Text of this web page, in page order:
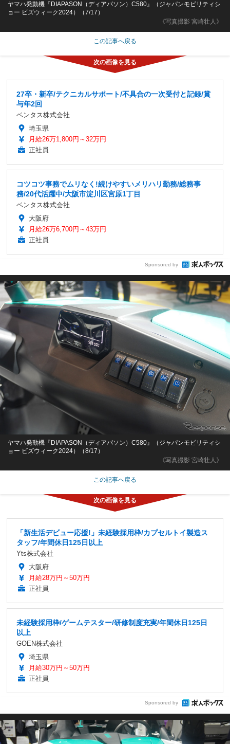
《写真撮影 宮崎壮人》
ヤマハ発動機『DIAPASON（ディアパソン）C580』（ジャパンモビリティシ
ョー ビズウィーク2024）（7/17）
この記事へ戻る
27卒・新卒/テクニカルサポート/不具合の一次受付と記録/賞
与年2回
ベンタス株式会社
埼玉県
月給26万1,800円～32万円
正社員
コツコツ事務でムリなく!続けやすいメリハリ勤務/総務事
務/20代活躍中/大阪市淀川区宮原1丁目
ベンタス株式会社
大阪府
月給26万6,700円～43万円
正社員
Sponsored by
《写真撮影 宮崎壮人》
ヤマハ発動機『DIAPASON（ディアパソン）C580』（ジャパンモビリティシ
ョー ビズウィーク2024）（8/17）
この記事へ戻る
「新生活デビュー応援!」未経験採用枠/カプセルトイ製造ス
タッフ/年間休日125日以上
Yts株式会社
大阪府
月給28万円～50万円
正社員
未経験採用枠/ゲームテスター/研修制度充実/年間休日125日
以上
GOEN株式会社
埼玉県
月給30万円～50万円
正社員
Sponsored by